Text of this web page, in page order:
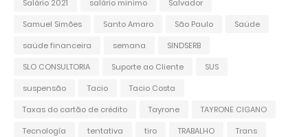
Salário 2021
salário minimo
Salvador
Samuel Simões
Santo Amaro São Paulo
Saúde
saúde financeira
semana
SINDSERB
SLO CONSULTORIA
Suporte ao Cliente
SUS
suspensão
Tacio
Tacio Costa
Taxas do cartão de crédito
Tayrone
TAYRONE CIGANO
Tecnología
tentativa tiro TRABALHO
Trans